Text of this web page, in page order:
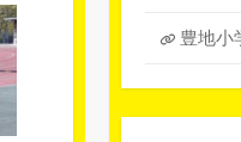
豊地小